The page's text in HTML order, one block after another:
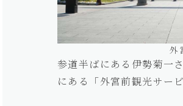
外
参道半ばにある伊勢菊一
にある「外宮前観光サー